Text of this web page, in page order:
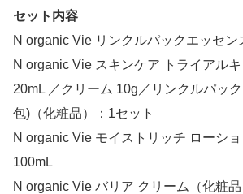
セット内容
N organic Vie リンクルパックエッセン
N organic Vie スキンケア トライアル
20mL ／クリーム 10g／リンクルパッ
包)（化粧品）：1セット
N organic Vie モイストリッチ ローショ
100mL
N organic Vie バリア クリーム（化粧